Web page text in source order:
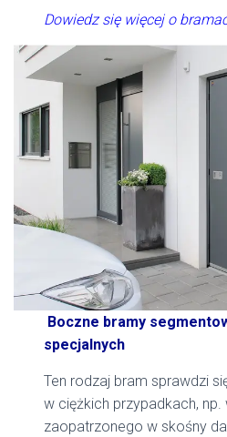
Dowiedz się więcej o
Boczne bramy
specjalnych
Ten rodzaj bram sprawdzi
w ciężkich przypadkach,
zaopatrzonego w skośny